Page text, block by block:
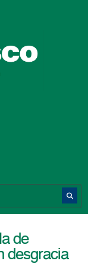
de
desgracia